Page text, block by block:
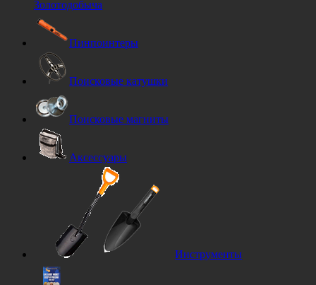
Золотодобыча
Пинпоинтеры
Поисковые катушки
Поисковые магниты
Аксессуары
Инструменты